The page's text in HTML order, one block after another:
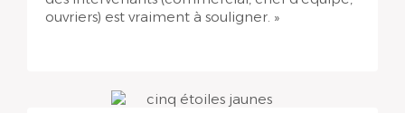
ouvriers) est vraiment à souligner. »